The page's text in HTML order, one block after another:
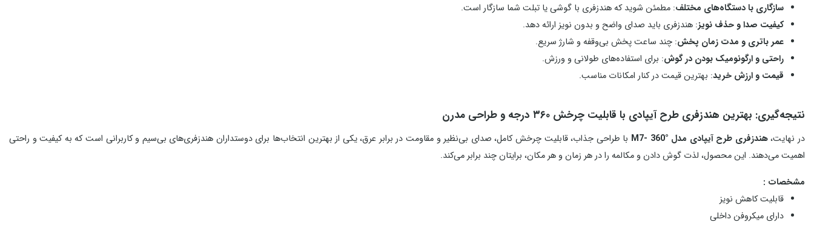
سازگاری با دستگاه‌های مختلف: مطمئن شوید که هندزفری با گوشی یا تبلت شما سازگار است.
کیفیت صدا و حذف نویز: هندزفری باید صدای واضح و بدون نویز ارائه دهد.
عمر باتری و مدت زمان پخش: چند ساعت پخش بی‌وقفه و شارژ سریع.
راحتی و ارگونومیک بودن در گوش: برای استفاده‌های طولانی و ورزش.
قیمت و ارزش خرید: بهترین قیمت در کنار امکانات مناسب.
نتیجه‌گیری: بهترین هندزفری طرح آیپادی با قابلیت چرخش ۳۶۰ درجه و طراحی مدرن
در نهایت،هندزفری طرح آیپادی مدل M7- 360°
با طراحی جذاب، قابلیت چرخش کامل، صدای بی‌نظیر و مقاومت در برابر عرق، یکی از بهترین انتخاب‌ها برای دوستداران هندزفری‌های بی‌سیم و کاربرانی است که به کیفیت و راحتی
اهمیت می‌دهند. این محصول، لذت گوش دادن و مکالمه را در هر زمان و هر مکان، برایتان چند برابر می‌کند.
مشخصات :
قابلیت کاهش نویز
دارای میکروفن داخلی